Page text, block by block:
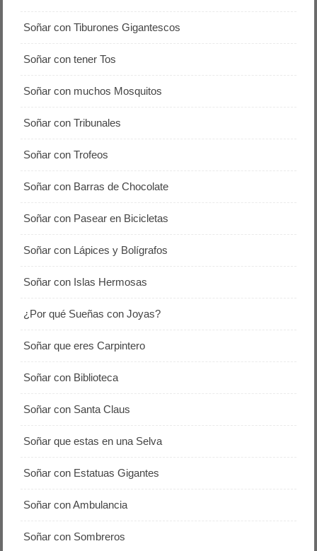
Soñar con Tiburones Gigantescos
Soñar con tener Tos
Soñar con muchos Mosquitos
Soñar con Tribunales
Soñar con Trofeos
Soñar con Barras de Chocolate
Soñar con Pasear en Bicicletas
Soñar con Lápices y Bolígrafos
Soñar con Islas Hermosas
¿Por qué Sueñas con Joyas?
Soñar que eres Carpintero
Soñar con Biblioteca
Soñar con Santa Claus
Soñar que estas en una Selva
Soñar con Estatuas Gigantes
Soñar con Ambulancia
Soñar con Sombreros